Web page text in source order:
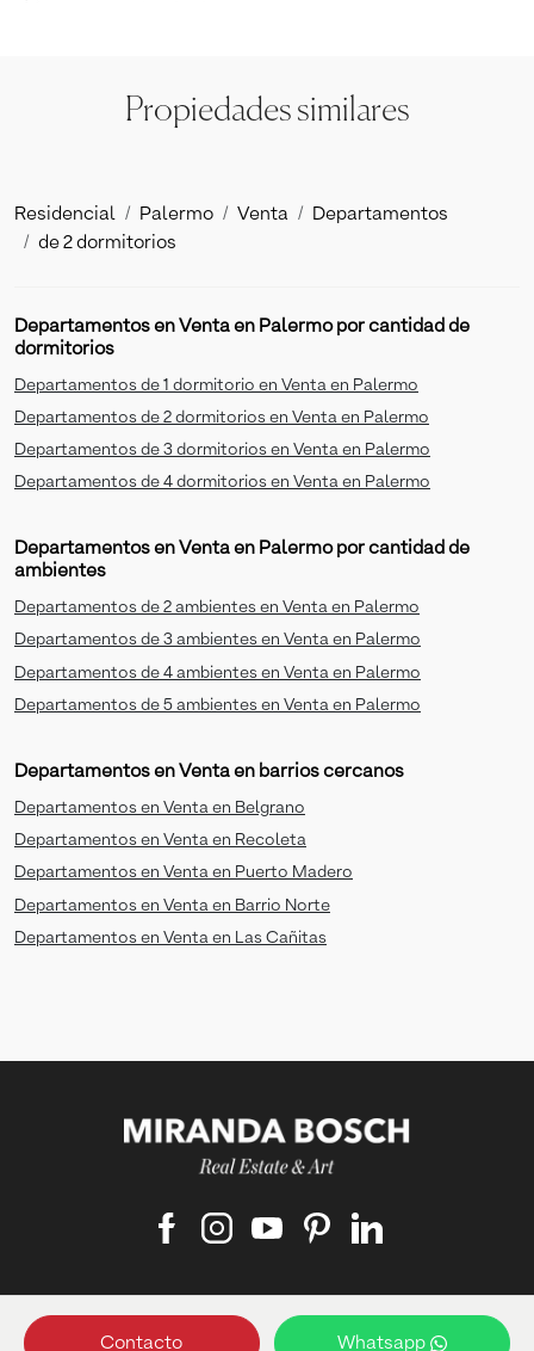
Contacto Whatsapp
Propiedades similares
Residencial Palermo Venta
Departamentos
de 2 dormitorios
Departamentos en Venta en Palermo por cantidad de
dormitorios
Departamentos de 1 dormitorio en Venta en Palermo
Departamentos de 2 dormitorios en Venta en Palermo
Departamentos de 3 dormitorios en Venta en Palermo
Departamentos de 4 dormitorios en Venta en Palermo
Departamentos en Venta en Palermo por cantidad de
ambientes
Departamentos de 2 ambientes en Venta en Palermo
Departamentos de 3 ambientes en Venta en Palermo
Departamentos de 4 ambientes en Venta en Palermo
Departamentos de 5 ambientes en Venta en Palermo
Departamentos en Venta en barrios cercanos
Departamentos en Venta en Belgrano
Departamentos en Venta en Recoleta
Departamentos en Venta en Puerto Madero
Departamentos en Venta en Barrio Norte
Departamentos en Venta en Las Cañitas
Matriculado responsable: